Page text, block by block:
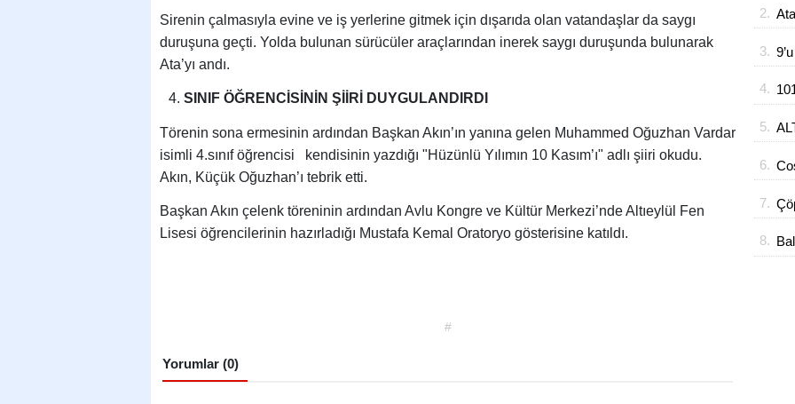
Sirenin çalmasıyla evine ve iş yerlerine gitmek için dışarıda olan vatandaşlar da saygı
duruşuna geçti. Yolda bulunan sürücüler araçlarından inerek saygı duruşunda bulunarak
Ata’yı andı.
SINIF ÖĞRENCİSİNİN ŞİİRİ DUYGULANDIRDI
Törenin sona ermesinin ardından Başkan Akın’ın yanına gelen Muhammed Oğuzhan Vardar
isimli 4.sınıf öğrencisi kendisinin yazdığı "Hüzünlü Yılımın 10 Kasım’ı" adlı şiiri okudu.
Akın, Küçük Oğuzhan’ı tebrik etti.
Başkan Akın çelenk töreninin ardından Avlu Kongre ve Kültür Merkezi’nde Altıeylül Fen
Lisesi öğrencilerinin hazırladığı Mustafa Kemal Oratoryo gösterisine katıldı.
#
Yorumlar (0)
2.
3.
4.
5.
6.
7.
8.